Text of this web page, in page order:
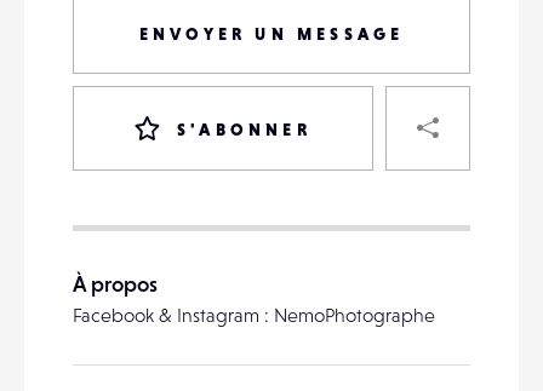
ENVOYER UN MESSAGE
S'ABONNER
DESTINATAIRE
À propos
Facebook & Instagram : NemoPhotographe